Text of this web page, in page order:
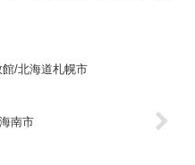
に取るようにわかります。ひ
...
/北海道札幌市
南市